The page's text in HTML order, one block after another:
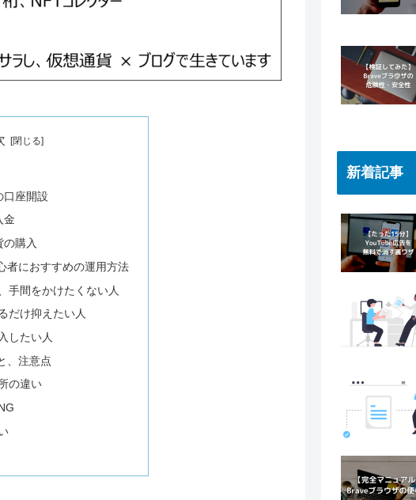
座開設
金
購入
者におすすめの運用方法
手間をかけたくない人
だけ抑えたい人
したい人
、注意点
の違い
新着記事